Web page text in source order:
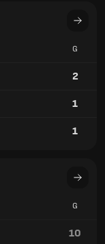
G
2
1
1
G
10